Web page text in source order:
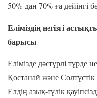
50%-дан 70%-ға дейінгі
Еліміздің негізгі
барысы
Елімізде дәстүрлі түрде
Қостанай және
Елдің азық-түлік